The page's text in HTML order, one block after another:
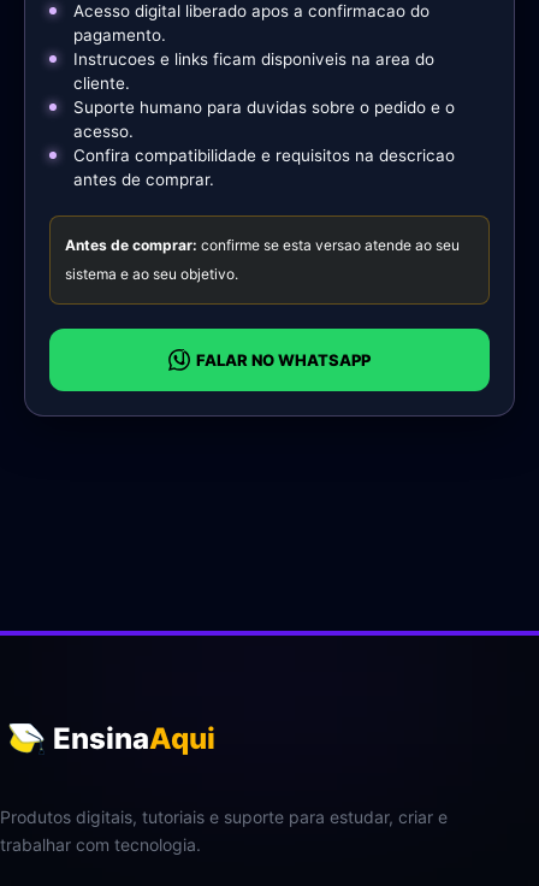
Acesso digital liberado apos a confirmacao do
pagamento.
Instrucoes e links ficam disponiveis na area do
cliente.
Suporte humano para duvidas sobre o pedido e o
acesso.
Confira compatibilidade e requisitos na descricao
antes de comprar.
Antes de comprar: confirme se esta versao atende ao seu
sistema e ao seu objetivo.
FALAR NO WHATSAPP
EnsinaAqui
Produtos digitais, tutoriais e suporte para estudar, criar e
trabalhar com tecnologia.